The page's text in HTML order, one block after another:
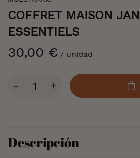
COFFRET MAISON
ESSENTIELS
30,00 € / unidad
Cantidad
- +
the
beginning
the
images
gallery
Descripción